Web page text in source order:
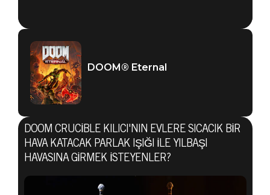
DOOM® Eternal
DOOM® Eternal
DOOM CRUCIBLE KILICI'NIN EVLERE SICACIK BIR
HAVA KATACAK PARLAK IŞIĞI ILE YILBAŞI
HAVASINA GIRMEK ISTEYENLER?